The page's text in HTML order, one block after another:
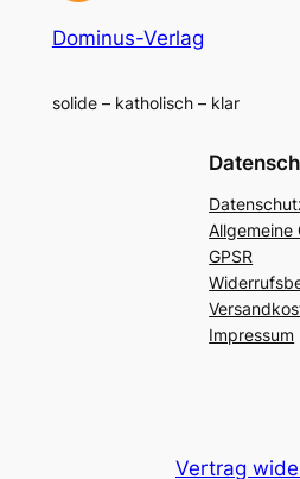
Dominus-Verlag
solide – katholisch – klar
GPSR
Impressum
Vertrag